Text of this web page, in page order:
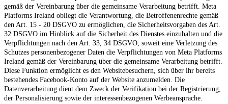
gemäß der Vereinbarung über die gemeinsame Verarbeitung betrifft. Meta
Platforms Ireland obliegt die Verantwortung, die Betroffenenrechte gemäß
den Art. 15 - 20 DSGVO zu ermöglichen, die Sicherheitsvorgaben des Art.
32 DSGVO im Hinblick auf die Sicherheit des Dienstes einzuhalten und die
Verpflichtungen nach den Art. 33, 34 DSGVO, soweit eine Verletzung des
Schutzes personenbezogener Daten die Verpflichtungen von Meta Platforms
Ireland gemäß der Vereinbarung über die gemeinsame Verarbeitung betrifft.
Diese Funktion ermöglicht es den Websitebesuchern, sich über ihr bereits
bestehendes Facebook-Konto auf der Website anzumelden. Die
Datenverarbeitung dient dem Zweck der Verifikation bei der Registrierung,
der Personalisierung sowie der interessenbezogenen Werbeansprache.